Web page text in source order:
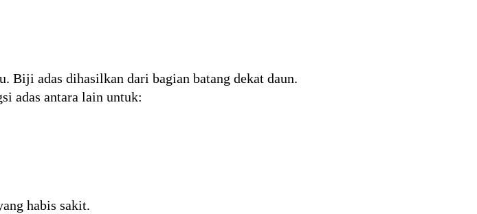
Biji adas dihasilkan dari bagian batang dekat daun.
adas antara lain untuk:
habis sakit.